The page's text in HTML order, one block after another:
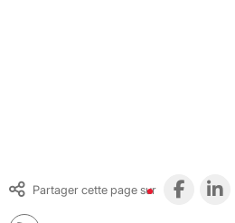
Partager cette page sur